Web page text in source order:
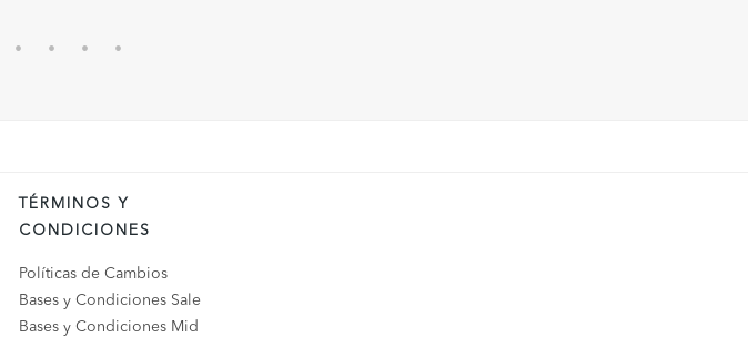
TÉRMINOS Y
CONDICIONES
Políticas de Cambios
Bases y Condiciones Sale
Bases y Condiciones Mid